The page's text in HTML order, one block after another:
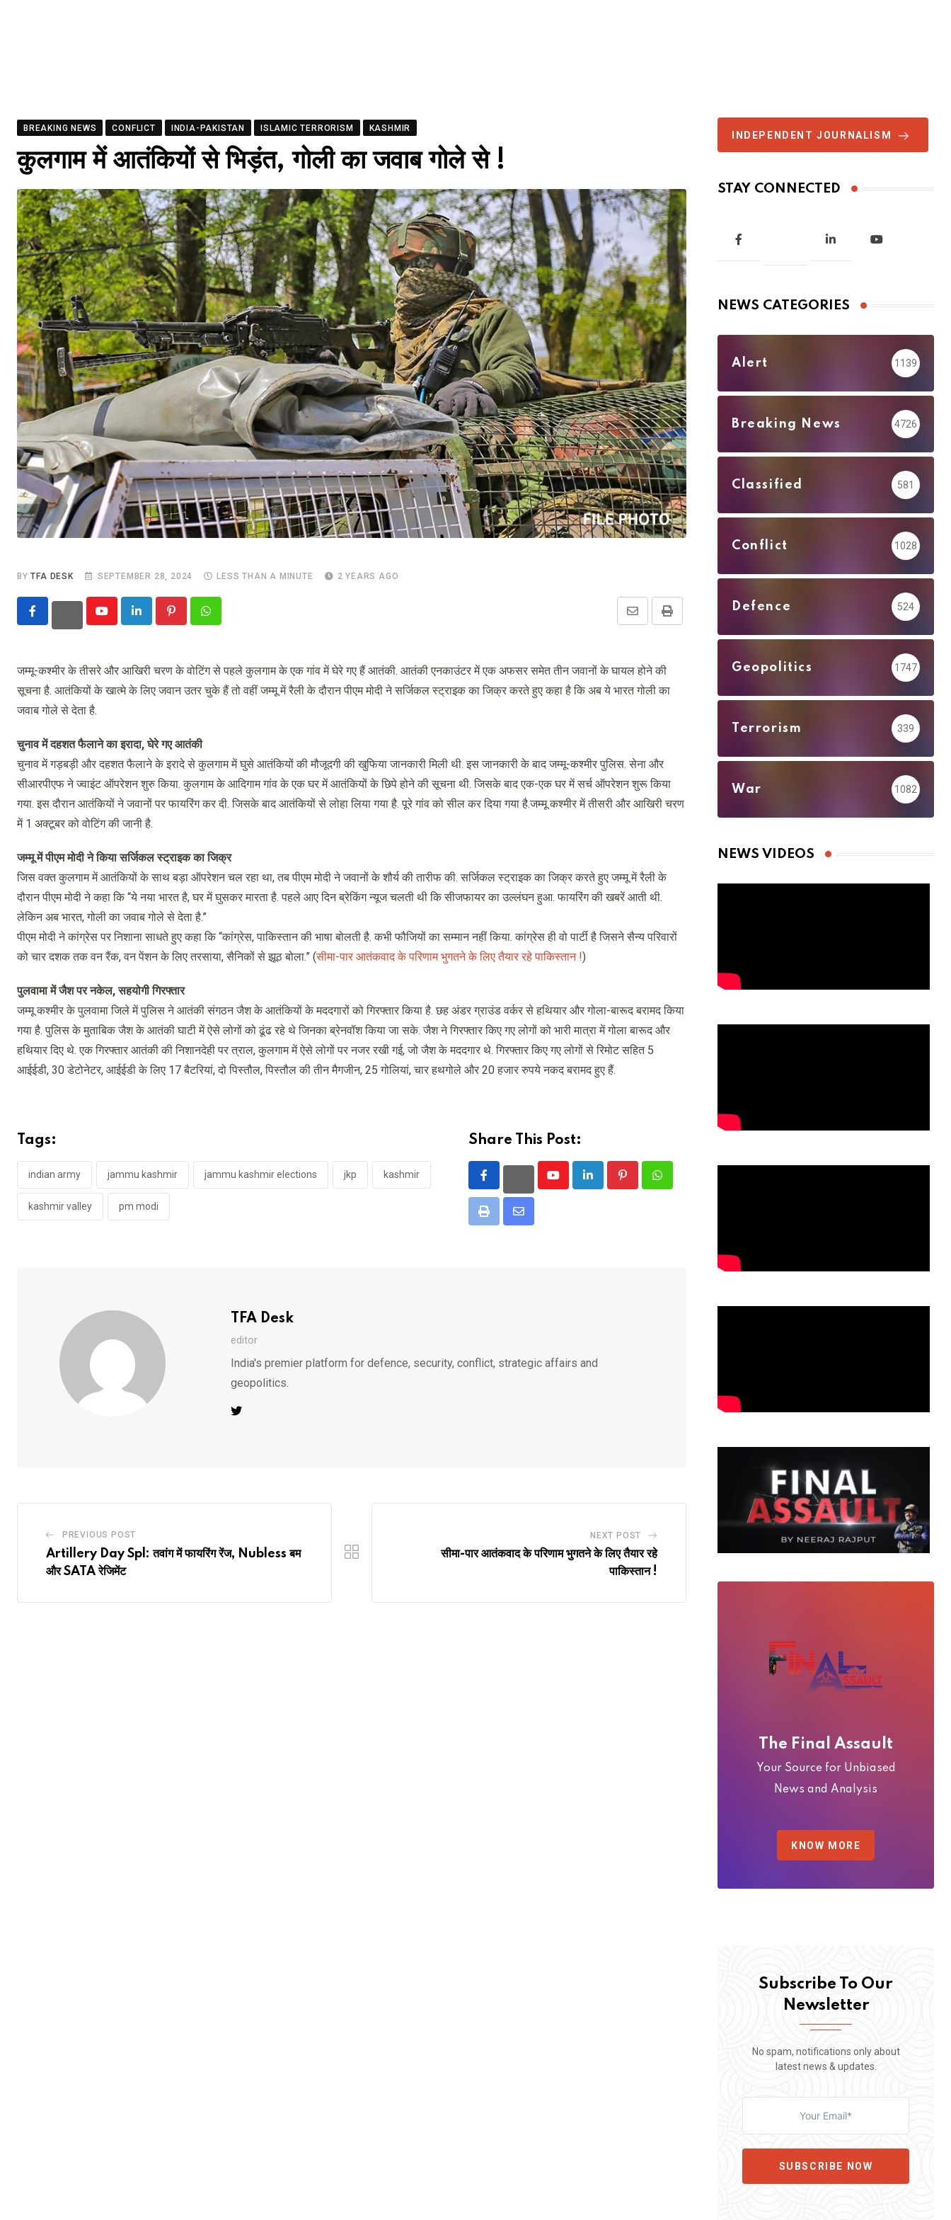
BREAKING NEWS CONFLICT INDIA-PAKISTAN ISLAMIC TERRORISM KASHMIR
कुलगाम में आतंकियों से भिड़ंत, गोली का जवाब गोले से !
BYTFA DESK SEPTEMBER 28, 2024 LESS THAN A MINUTE 2 YEARS AGO
YoutubeLinkedIn PinterestWhatsapp Print
Share
जम्मू-कश्मीर के तीसरे और आखिरी चरण के वोटिंग से पहले कुलगाम के एक गांव में घेरे गए हैं आतंकी. आतंकी एनकाउंटर में एक अफसर समेत तीन जवानों के घायल होने की
सूचना है. आतंकियों के खात्मे के लिए जवान उतर चुके हैं तो वहीं जम्मू में रैली के दौरान पीएम मोदी ने सर्जिकल स्ट्राइक का जिक्र करते हुए कहा है कि अब ये भारत गोली का
जवाब गोले से देता है.
चुनाव में दहशत फैलाने का इरादा, घेरे गए आतंकी
चुनाव में गड़बड़ी और दहशत फैलाने के इरादे से कुलगाम में घुसे आतंकियों की मौजूदगी की खुफिया जानकारी मिली थी. इस जानकारी के बाद जम्मू-कश्मीर पुलिस. सेना और
सीआरपीएफ ने ज्वाइंट ऑपरेशन शुरु किया. कुलगाम के आदिगाम गांव के एक घर में आतंकियों के छिपे होने की सूचना थी. जिसके बाद एक-एक घर में सर्च ऑपरेशन शुरू किया
गया. इस दौरान आतंकियों ने जवानों पर फायरिंग कर दी. जिसके बाद आतंकियों से लोहा लिया गया है. पूरे गांव को सील कर दिया गया है.जम्मू कश्मीर में तीसरी और आखिरी चरण
में 1 अक्टूबर को वोटिंग की जानी है.
जम्मू में पीएम मोदी ने किया सर्जिकल स्ट्राइक का जिक्र
जिस वक्त कुलगाम में आतंकियों के साथ बड़ा ऑपरेशन चल रहा था, तब पीएम मोदी ने जवानों के शौर्य की तारीफ की. सर्जिकल स्ट्राइक का जिक्र करते हुए जम्मू में रैली के
दौरान पीएम मोदी ने कहा कि “ये नया भारत है, घर में घुसकर मारता है. पहले आए दिन ब्रेकिंग न्यूज चलती थी कि सीजफायर का उल्लंघन हुआ. फायरिंग की खबरें आती थी.
लेकिन अब भारत, गोली का जवाब गोले से देता है.”
पीएम मोदी ने कांग्रेस पर निशाना साधते हुए कहा कि “कांग्रेस, पाकिस्तान की भाषा बोलती है. कभी फौजियों का सम्मान नहीं किया. कांग्रेस ही वो पार्टी है जिसने सैन्य परिवारों
को चार दशक तक वन रैंक, वन पेंशन के लिए तरसाया, सैनिकों से झूठ बोला.” (सीमा-पार आतंकवाद के परिणाम भुगतने के लिए तैयार रहे पाकिस्तान !)
पुलवामा में जैश पर नकेल, सहयोगी गिरफ्तार
जम्मू कश्मीर के पुलवामा जिले में पुलिस ने आतंकी संगठन जैश के आतंकियों के मददगारों को गिरफ्तार किया है. छह अंडर ग्राउंड वर्कर से हथियार और गोला-बारूद बरामद किया
गया है. पुलिस के मुताबिक जैश के आतंकी घाटी में ऐसे लोगों को ढूंढ रहे थे जिनका ब्रेनवॉश किया जा सके. जैश ने गिरफ्तार किए गए लोगों को भारी मात्रा में गोला बारूद और
हथियार दिए थे. एक गिरफ्तार आतंकी की निशानदेही पर त्राल, कुलगाम में ऐसे लोगों पर नजर रखी गई, जो जैश के मददगार थे. गिरफ्तार किए गए लोगों से रिमोट सहित 5
आईईडी, 30 डेटोनेटर, आईईडी के लिए 17 बैटरियां, दो पिस्तौल, पिस्तौल की तीन मैगजीन, 25 गोलियां, चार हथगोले और 20 हजार रुपये नकद बरामद हुए हैं.
Tags:
indian army jammu kashmir jammu kashmir elections jkp kashmir
kashmir valley pm modi
Share This Post:
YoutubeLinkedIn PinterestWhatsapp
Print
Share
TFA Desk
editor
India's premier platform for defence, security, conflict, strategic affairs and
geopolitics.
PREVIOUS POST
Artillery Day Spl: तवांग में फायरिंग रेंज, Nubless बम
और SATA रेजिमेंट
NEXT POST
सीमा-पार आतंकवाद के परिणाम भुगतने के लिए तैयार रहे
पाकिस्तान !
INDEPENDENT JOURNALISM
STAY CONNECTED
NEWS CATEGORIES
Alert 1139
Breaking News 4726
Classified 581
Conflict 1028
Defence 524
Geopolitics 1747
Terrorism 339
War 1082
NEWS VIDEOS
The Final Assault
Your Source for Unbiased
News and Analysis
KNOW MORE
Subscribe To Our
Newsletter
No spam, notifications only about
latest news & updates.
SUBSCRIBE NOW